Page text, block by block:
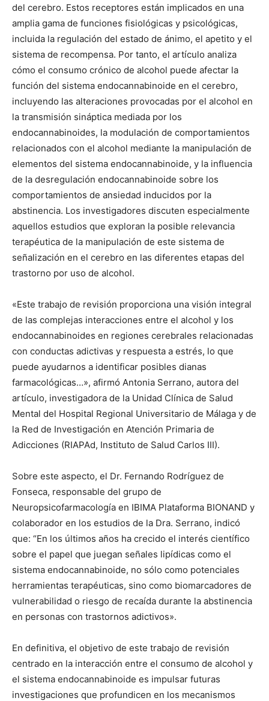
del cerebro. Estos receptores están implicados en una
amplia gama de funciones fisiológicas y psicológicas,
incluida la regulación del estado de ánimo, el apetito y el
sistema de recompensa. Por tanto, el artículo analiza
cómo el consumo crónico de alcohol puede afectar la
función del sistema endocannabinoide en el cerebro,
incluyendo las alteraciones provocadas por el alcohol en
la transmisión sináptica mediada por los
endocannabinoides, la modulación de comportamientos
relacionados con el alcohol mediante la manipulación de
elementos del sistema endocannabinoide, y la influencia
de la desregulación endocannabinoide sobre los
comportamientos de ansiedad inducidos por la
abstinencia. Los investigadores discuten especialmente
aquellos estudios que exploran la posible relevancia
terapéutica de la manipulación de este sistema de
señalización en el cerebro en las diferentes etapas del
trastorno por uso de alcohol.
«Este trabajo de revisión proporciona una visión integral
de las complejas interacciones entre el alcohol y los
endocannabinoides en regiones cerebrales relacionadas
con conductas adictivas y respuesta a estrés, lo que
puede ayudarnos a identificar posibles dianas
farmacológicas…», afirmó Antonia Serrano, autora del
artículo, investigadora de la Unidad Clínica de Salud
Mental del Hospital Regional Universitario de Málaga y de
la Red de Investigación en Atención Primaria de
Adicciones (RIAPAd, Instituto de Salud Carlos III).
Sobre este aspecto, el Dr. Fernando Rodríguez de
Fonseca, responsable del grupo de
Neuropsicofarmacología en IBIMA Plataforma BIONAND y
colaborador en los estudios de la Dra. Serrano, indicó
que: “En los últimos años ha crecido el interés científico
sobre el papel que juegan señales lipídicas como el
sistema endocannabinoide, no sólo como potenciales
herramientas terapéuticas, sino como biomarcadores de
vulnerabilidad o riesgo de recaída durante la abstinencia
en personas con trastornos adictivos».
En definitiva, el objetivo de este trabajo de revisión
centrado en la interacción entre el consumo de alcohol y
el sistema endocannabinoide es impulsar futuras
investigaciones que profundicen en los mecanismos